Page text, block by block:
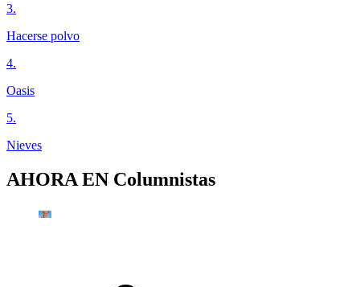
3.
Hacerse polvo
4.
Oasis
5.
Nieves
AHORA EN Columnistas